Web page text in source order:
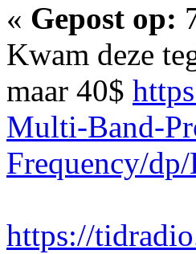
« Gepost op:
Kwam deze
maar 40$
Multi-Band-
Frequency/
https://